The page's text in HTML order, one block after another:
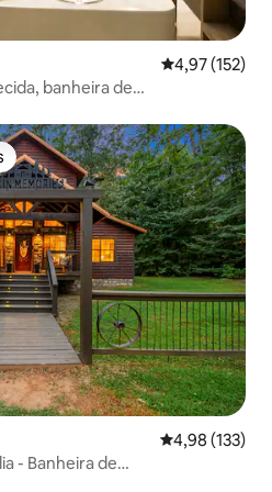
4,97 de uma
4,97 (152)
banheira de
dos hóspedes
4,98 de uma
4,98 (133)
- Banheira de